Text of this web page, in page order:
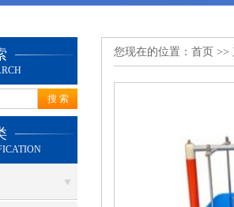
您现在的位置： 首页 >>